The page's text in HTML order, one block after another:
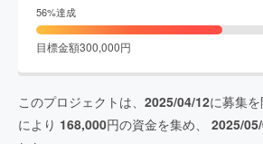
56%達成
目標金額300,000円
このプロジェクトは、 2025/04/12に募集を
により 168,000円の資金を集め、 2025/